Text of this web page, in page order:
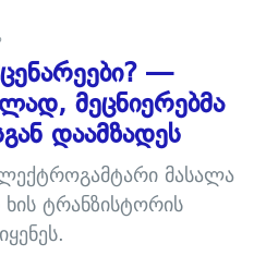
—
მეცნიერებმა
დაამზადეს
მასალა
ხის ტრანზისტორის